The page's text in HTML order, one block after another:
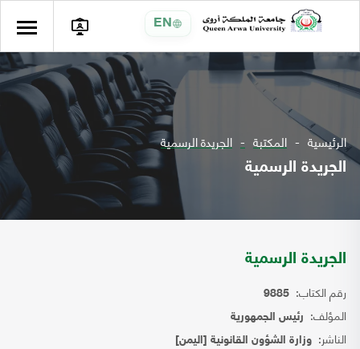
EN
الرئيسية المكتبة الجريدة الرسمية
الجريدة الرسمية
الجريدة الرسمية
رقم الكتاب: 9885
المؤلف: رئيس الجمهورية
الناشر: وزارة الشؤون القانونية [اليمن]